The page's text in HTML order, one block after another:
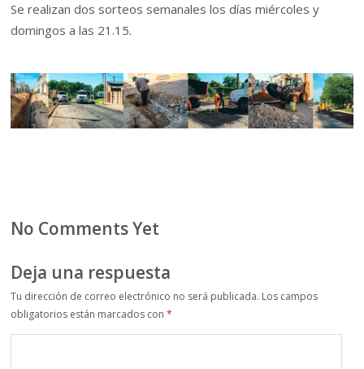
Se realizan dos sorteos semanales los días miércoles y
domingos a las 21.15.
No Comments Yet
Deja una respuesta
Tu dirección de correo electrónico no será publicada. Los campos
obligatorios están marcados con*